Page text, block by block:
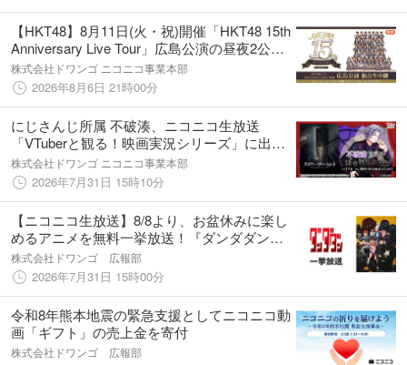
【HKT48】8月11日(火・祝)開催「HKT48 15th
Anniversary Live Tour」広島公演の昼夜2公演
をニコニコ生放送にて独占生中継決定！
株式会社ドワンゴ ニコニコ事業本部
2026年8月6日 21時00分
にじさんじ所属 不破湊、ニコニコ生放送
「VTuberと観る！映画実況シリーズ」に出
演！怪奇物件ホラー『スケアリー・アパート
メント』を８月５日(水)実況生放送
株式会社ドワンゴ ニコニコ事業本部
2026年7月31日 15時10分
【ニコニコ生放送】8/8より、お盆休みに楽し
めるアニメを無料一挙放送！『ダンダダン』
『怪獣８号 第２期』『地獄先生ぬ～べ～』な
ど全8作品がラインアップ
株式会社ドワンゴ 広報部
2026年7月31日 15時00分
令和8年熊本地震の緊急支援としてニコニコ動
画「ギフト」の売上金を寄付
株式会社ドワンゴ 広報部